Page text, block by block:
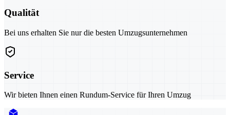
Qualität
Bei uns erhalten Sie nur die besten Umzugsunternehmen
Service
Wir bieten Ihnen einen Rundum-Service für Ihren Umzug